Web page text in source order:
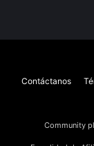
Contáctanos
Community